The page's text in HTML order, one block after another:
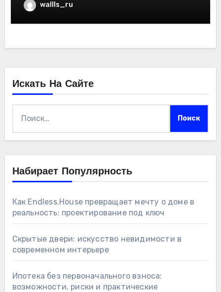
wallls_ru
Искать На Сайте
Набирает Популярность
Как Endless.House превращает мечту о доме в
реальность: проектирование под ключ
Скрытые двери: искусство невидимости в
современном интерьере
Ипотека без первоначального взноса:
возможности, риски и практические